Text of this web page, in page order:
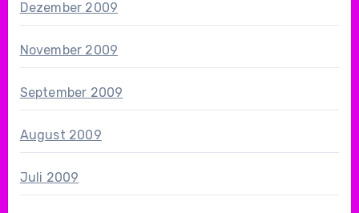
Dezember 2009
November 2009
September 2009
August 2009
Juli 2009